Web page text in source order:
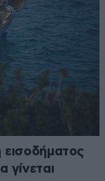
εισοδήματος
γίνεται